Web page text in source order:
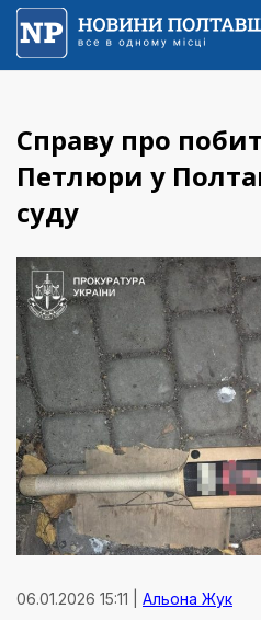
Справу про
Петлюри у
суду
06.01.2026 15:11 | Альона Жук